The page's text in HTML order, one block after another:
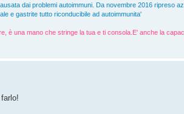
dai problemi autoimmuni. Da novembre 2016 ripreso
e gastrite tutto riconducibile ad autoimmunita'
è una mano che stringe la tua e ti consola.E' anche la